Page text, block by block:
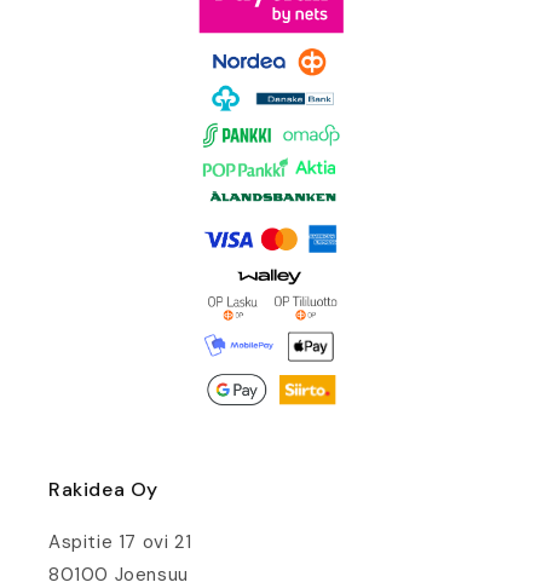
Rakidea Oy
Aspitie 17 ovi 21
80100 Joensuu